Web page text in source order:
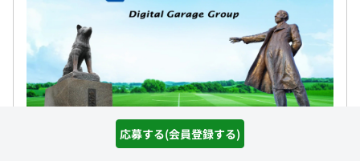
応募する(会員登録する)
株式会社DGフィーリスト